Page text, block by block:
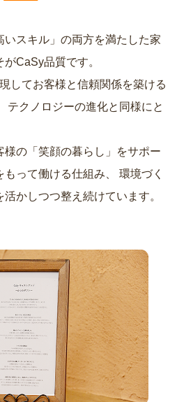
いスキル」の両方を満たした家
CaSy品質です。
してお客様と信頼関係を築ける
の「笑顔の暮らし」をサポー
って働ける仕組み、
かしつつ整え続けています。